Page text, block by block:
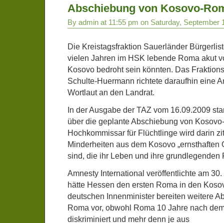
Abschiebung von Kosovo-
By admin at 11:55 pm on Saturday, September
Die Kreistagsfraktion Sauerländer
vielen Jahren im HSK lebende Roma akut
Kosovo bedroht sein könnten. Das
Schulte-Huermann richtete daraufhin eine
Wortlaut an den Landrat.
In der Ausgabe der TAZ vom 16.09.2009
über die geplante Abschiebung von
Hochkommissar für Flüchtlinge wird darin
Minderheiten aus dem Kosovo „ernsthaften
sind, die ihr Leben und ihre grundlegenden
Amnesty International veröffentlichte am
hätte Hessen den ersten Roma in den
deutschen Innenminister bereiten weitere
Roma vor, obwohl Roma 10 Jahre nach
diskriminiert und mehr denn je aus